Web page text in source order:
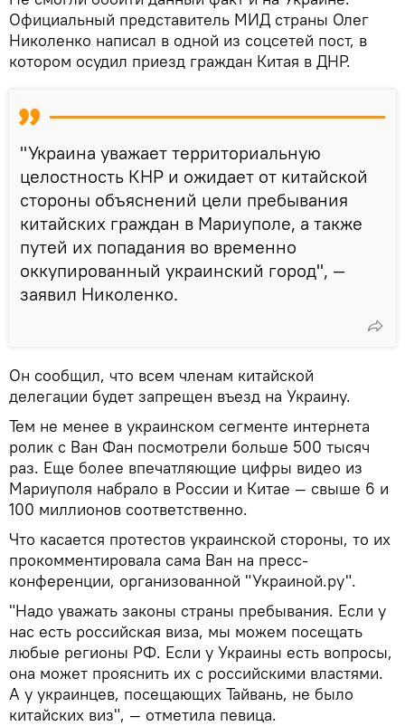
Официальный представитель МИД страны Олег
Николенко написал в одной из соцсетей пост, в
котором осудил приезд граждан Китая в ДНР.
"Украина уважает территориальную
целостность КНР и ожидает от китайской
стороны объяснений цели пребывания
китайских граждан в Мариуполе, а также
путей их попадания во временно
оккупированный украинский город", —
заявил Николенко.
Он сообщил, что всем членам китайской
делегации будет запрещен въезд на Украину.
Тем не менее в украинском сегменте интернета
ролик с Ван Фан посмотрели больше 500 тысяч
раз. Еще более впечатляющие цифры видео из
Мариуполя набрало в России и Китае — свыше 6 и
100 миллионов соответственно.
Что касается протестов украинской стороны, то их
прокомментировала сама Ван на пресс-
конференции, организованной "Украиной.ру".
"Надо уважать законы страны пребывания. Если у
нас есть российская виза, мы можем посещать
любые регионы РФ. Если у Украины есть вопросы,
она может прояснить их с российскими властями.
А у украинцев, посещающих Тайвань, не было
китайских виз", — отметила певица.